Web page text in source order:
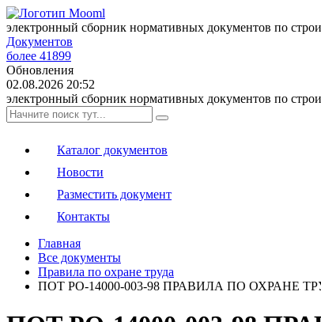
электронный сборник нормативных документов по
Документов
более 41899
Обновления
02.08.2026 20:52
электронный сборник нормативных документов по
Каталог документов
Новости
Разместить документ
Контакты
Главная
Все документы
Правила по охране труда
ПОТ РО-14000-003-98 ПРАВИЛА ПО